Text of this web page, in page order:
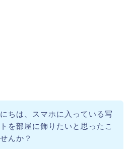
ちは、スマホに入っている写
を部屋に飾りたいと思ったこ
んか？